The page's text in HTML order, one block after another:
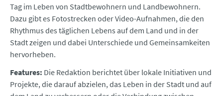
Tag im Leben von Stadtbewohnern und Landbewohnern.
Dazu gibt es Fotostrecken oder Video-Aufnahmen, die den
Rhythmus des täglichen Lebens auf dem Land und in der
Stadt zeigen und dabei Unterschiede und Gemeinsamkeiten
hervorheben.
Features: Die Redaktion berichtet über lokale Initiativen und
Projekte, die darauf abzielen, das Leben in der Stadt und auf